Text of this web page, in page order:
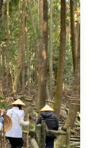
alam yang
di Terminal Feri
![]
di air. 4)
kolam besar,
dan
foto
dengan
(Harap
・
adalah satu
tidak